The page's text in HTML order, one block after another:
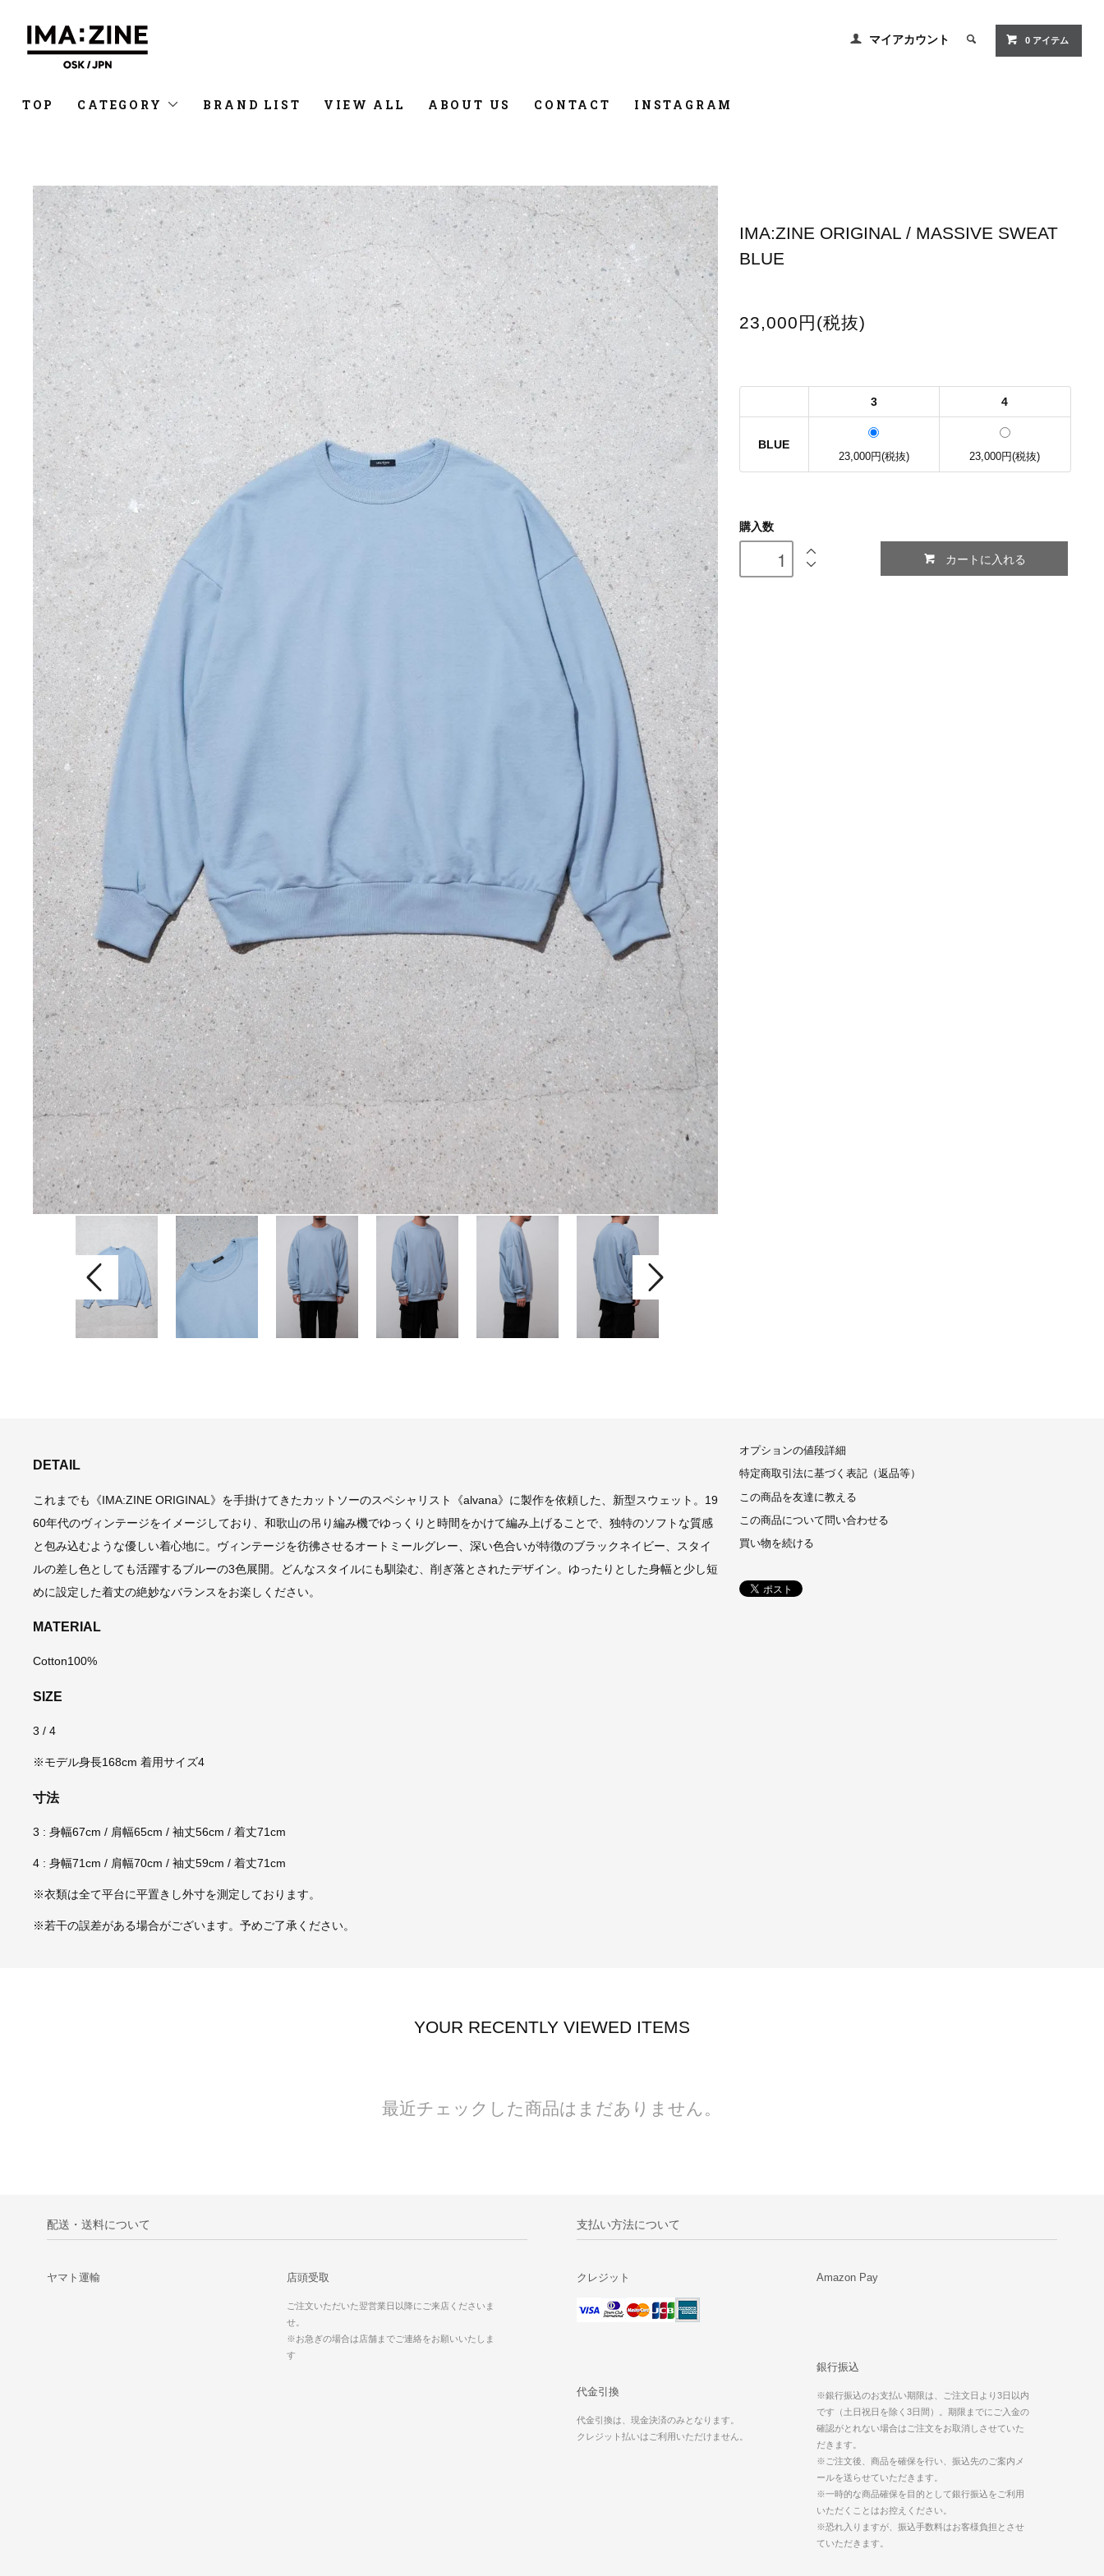
マイアカウント 0 アイテム
TOP CATEGORY BRAND LIST VIEW ALL ABOUT US CONTACT INSTAGRAM
IMA:ZINE ORIGINAL / MASSIVE SWEAT
BLUE
23,000円(税抜)
3 4
BLUE
23,000円(税抜) 23,000円(税抜)
購入数
カートに入れる
DETAIL
これまでも《IMA:ZINE ORIGINAL》を手掛けてきたカットソーのスペシャリスト《alvana》に製作を依頼した、新型スウェット。19
60年代のヴィンテージをイメージしており、和歌山の吊り編み機でゆっくりと時間をかけて編み上げることで、独特のソフトな質感
と包み込むような優しい着心地に。ヴィンテージを彷彿させるオートミールグレー、深い色合いが特徴のブラックネイビー、スタイ
ルの差し色としても活躍するブルーの3色展開。どんなスタイルにも馴染む、削ぎ落とされたデザイン。ゆったりとした身幅と少し短
めに設定した着丈の絶妙なバランスをお楽しください。
MATERIAL
Cotton100%
SIZE
3 / 4
※モデル身長168cm 着用サイズ4
寸法
3 : 身幅67cm / 肩幅65cm / 袖丈56cm / 着丈71cm
4 : 身幅71cm / 肩幅70cm / 袖丈59cm / 着丈71cm
※衣類は全て平台に平置きし外寸を測定しております。
※若干の誤差がある場合がございます。予めご了承ください。
オプションの値段詳細
特定商取引法に基づく表記（返品等）
この商品を友達に教える
この商品について問い合わせる
買い物を続ける
YOUR RECENTLY VIEWED ITEMS
最近チェックした商品はまだありません。
配送・送料について
ヤマト運輸 店頭受取
ご注文いただいた翌営業日以降にご来店くださいま
せ。
※お急ぎの場合は店舗までご連絡をお願いいたしま
す
支払い方法について
クレジット Amazon Pay
銀行振込
※銀行振込のお支払い期限は、ご注文日より3日以内
です（土日祝日を除く3日間）。期限までにご入金の
確認がとれない場合はご注文をお取消しさせていた
だきます。
※ご注文後、商品を確保を行い、振込先のご案内メ
ールを送らせていただきます。
※一時的な商品確保を目的として銀行振込をご利用
いただくことはお控えください。
※恐れ入りますが、振込手数料はお客様負担とさせ
ていただきます。
代金引換
代金引換は、現金決済のみとなります。
クレジット払いはご利用いただけません。